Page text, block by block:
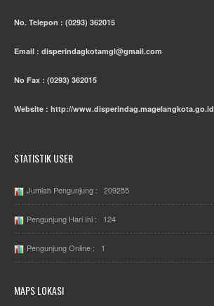
No. Telepon : (0293) 362015
Email : disperindagkotamgl@gmail.com
No Fax : (0293) 362015
Website : http://www.disperindag.magelangkota.go.id
STATISTIK USER
Jumlah Pengunjung : 209255
Pengunjung Hari Ini : 124
Pengunjung Online : 1
MAPS LOKASI